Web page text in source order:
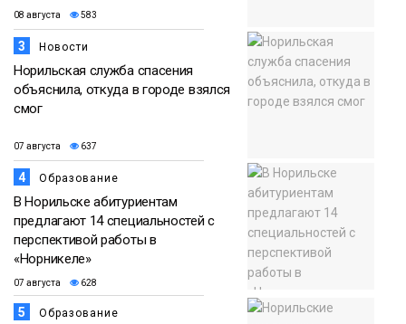
08 августа 583
3 Новости
Норильская служба спасения
объяснила, откуда в городе взялся
смог
07 августа 637
4 Образование
В Норильске абитуриентам
предлагают 14 специальностей с
перспективой работы в
«Норникеле»
07 августа 628
5 Образование